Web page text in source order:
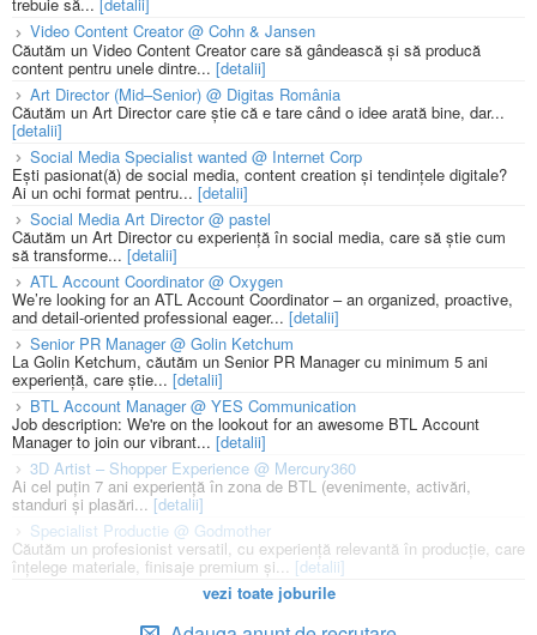
trebuie să... [detalii]
Video Content Creator @ Cohn & Jansen
Căutăm un Video Content Creator care să gândească și să producă
content pentru unele dintre... [detalii]
Art Director (Mid–Senior) @ Digitas România
Căutăm un Art Director care știe că e tare când o idee arată bine, dar...
[detalii]
Social Media Specialist wanted @ Internet Corp
Ești pasionat(ă) de social media, content creation și tendințele digitale?
Ai un ochi format pentru... [detalii]
Social Media Art Director @ pastel
Căutăm un Art Director cu experiență în social media, care să știe cum
să transforme... [detalii]
ATL Account Coordinator @ Oxygen
We’re looking for an ATL Account Coordinator – an organized, proactive,
and detail-oriented professional eager... [detalii]
Senior PR Manager @ Golin Ketchum
La Golin Ketchum, căutăm un Senior PR Manager cu minimum 5 ani
experiență, care știe... [detalii]
BTL Account Manager @ YES Communication
Job description: We're on the lookout for an awesome BTL Account
Manager to join our vibrant... [detalii]
3D Artist – Shopper Experience @ Mercury360
Ai cel puțin 7 ani experiență în zona de BTL (evenimente, activări,
standuri și plasări... [detalii]
Specialist Productie @ Godmother
Căutăm un profesionist versatil, cu experiență relevantă în producție, care
înțelege materiale, finisaje premium și... [detalii]
vezi toate joburile